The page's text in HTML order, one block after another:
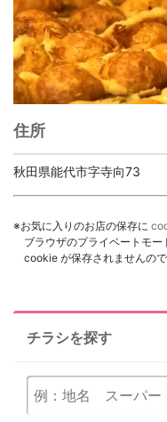
住所
秋田県能代市字寺向73
※お気に入りのお店の保存に
ブラウザのプライベートモ
cookie が保存されませんの
チラシを探す